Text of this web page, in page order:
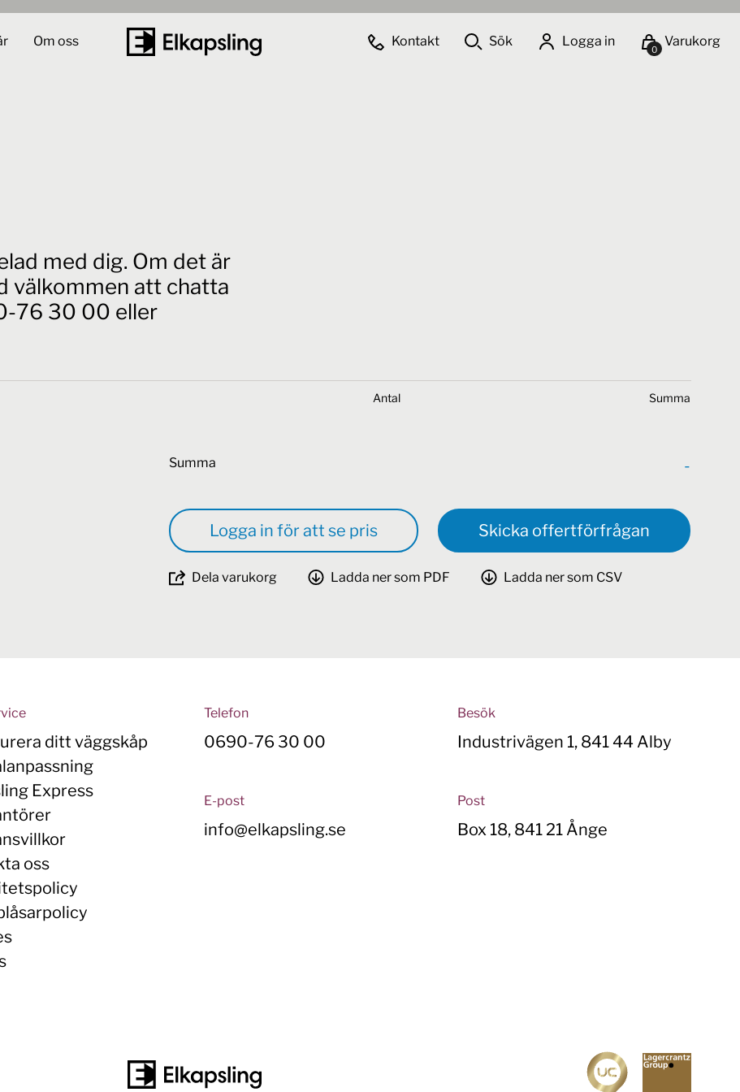
Om oss Kontakt Sök Logga in Varukorg
0
med dig. Om det är
välkommen att chatta
76 30 00 eller
Antal Summa
Summa -
Logga in för att se pris Skicka offertförfrågan
Dela varukorg Ladda ner som PDF Ladda ner som CSV
ditt väggskåp
Express
oss
Telefon
0690-76 30 00
E-post
info@elkapsling.se
Besök
Industrivägen 1, 841 44 Alby
Post
Box 18, 841 21 Ånge